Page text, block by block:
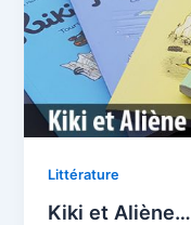
Littérature
Kiki et Aliène…